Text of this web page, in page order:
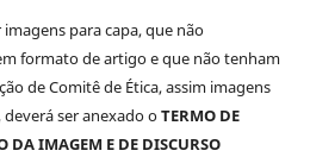
para capa, que não
formato de artigo e que não tenham
de Comitê de Ética, assim imagens
ser anexado oTERMO DE
DA IMAGEM E DE DISCURSO